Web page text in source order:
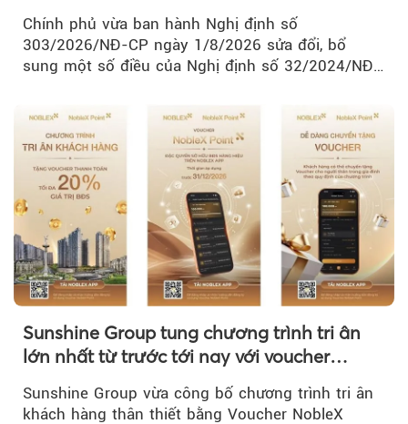
Chính phủ vừa ban hành Nghị định số
303/2026/NĐ-CP ngày 1/8/2026 sửa đổi, bổ
sung một số điều của Nghị định số 32/2024/NĐ-
Sunshine Group tung chương trình tri ân
lớn nhất từ trước tới nay với voucher
Sunshine Group vừa công bố chương trình tri ân
khách hàng thân thiết bằng Voucher NobleX